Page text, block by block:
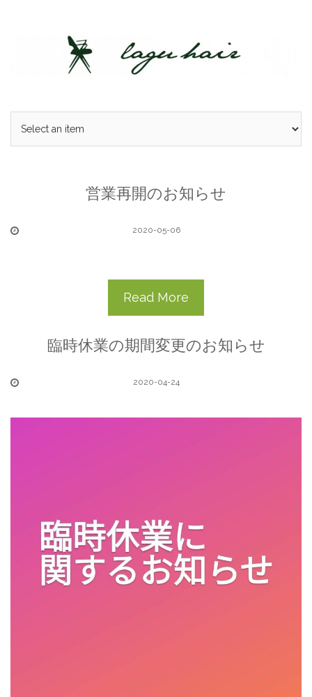
営業再開のお知らせ
2020-05-06
Read More
臨時休業の期間変更のお知らせ
2020-04-24